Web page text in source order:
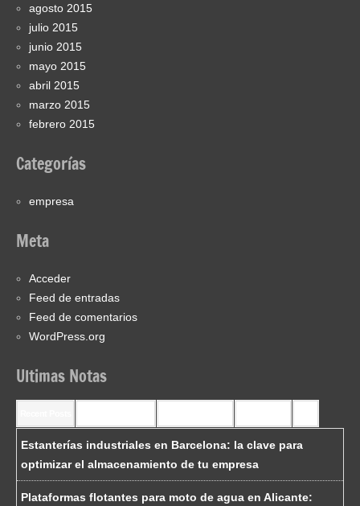
agosto 2015
julio 2015
junio 2015
mayo 2015
abril 2015
marzo 2015
febrero 2015
Categorías
empresa
Meta
Acceder
Feed de entradas
Feed de comentarios
WordPress.org
Ultimas Notas
Estanterías industriales en Barcelona: la clave para
optimizar el almacenamiento de tu empresa
Plataformas flotantes para moto de agua en Alicante: